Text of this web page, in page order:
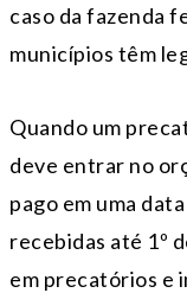
caso da fazenda
municípios têm
Quando um
deve entrar no
pago em uma
recebidas até 1º
em precatórios e